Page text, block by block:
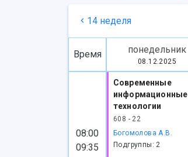
14 неделя
Время понедельник
08.12.2025
08:00
09:35
Современные
информационные
технологии
608 - 22
Богомолова А.В.
Подгруппы: 2